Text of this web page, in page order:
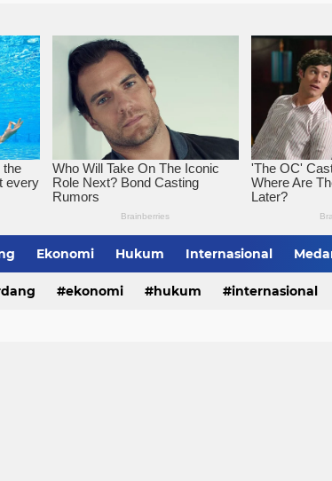
Ekonomi Hukum Internasional
Tebing Tinggi
ekonomi hukum internasional